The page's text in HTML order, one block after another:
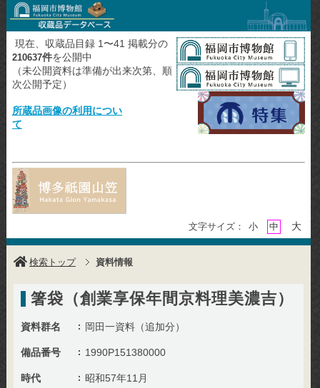
現在、収蔵品目録 1〜41 掲載分の
210637件を公開中
（未公開資料は準備が出来次第、順
次公開予定）
所蔵品画像の利用につい
て
文字サイズ： 小 中 大
検索トップ 資料情報
箸袋（創業享保年間京料理美濃吉）
資料群名 岡田一資料（追加分）
備品番号 1990P151380000
時代 昭和57年11月